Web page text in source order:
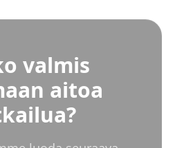
valmis
aitoa